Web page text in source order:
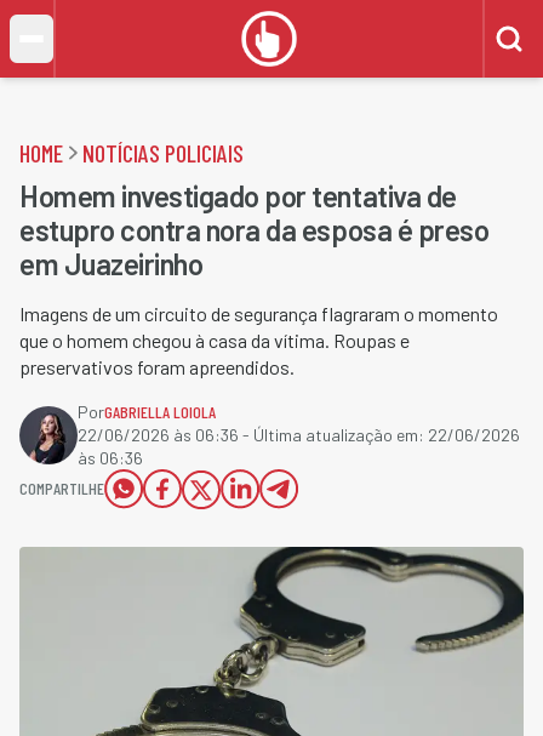
HOME NOTÍCIAS POLICIAIS
Homem investigado por tentativa de
estupro contra nora da esposa é preso
em Juazeirinho
Imagens de um circuito de segurança flagraram o momento
que o homem chegou à casa da vítima. Roupas e
preservativos foram apreendidos.
PorGABRIELLA LOIOLA
22/06/2026 às 06:36 - Última atualização em: 22/06/2026
às 06:36
COMPARTILHE